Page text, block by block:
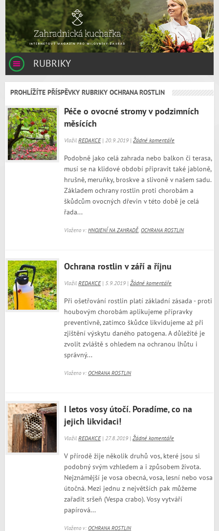
RUBRIKY
PROHLÍŽÍTE PŘÍSPĚVKY RUBRIKY OCHRANA ROSTLIN
Péče o ovocné stromy v podzimních
měsících
VložilREDAKCE| 20.9.2019 |Žádné komentáře
Podobně jako celá zahrada nebo balkon či terasa,
musí se na klidové období připravit také jabloně,
hrušně, meruňky, broskve a slivoně v našem sadu.
Základem ochrany rostlin proti chorobám a
škůdcům ovocných dřevin v této době je celá
řada...
Vloženo v:HNOJENÍ NA ZAHRADĚ ,OCHRANA ROSTLIN
Ochrana rostlin v září a říjnu
VložilREDAKCE| 5.9.2019 |Žádné komentáře
Při ošetřování rostlin platí základní zásada - proti
houbovým chorobám aplikujeme přípravky
preventivně, zatímco škůdce likvidujeme až při
zjištění výskytu daného patogena. A důležité je
zvolit zvláště s ohledem na ochranou lhůtu i
správný...
Vloženo v:OCHRANA ROSTLIN
I letos vosy útočí. Poradíme, co na
jejich likvidaci!
VložilREDAKCE| 27.8.2019 |Žádné komentáře
V přírodě žije několik druhů vos, které jsou si
podobný svým vzhledem a i způsobem života.
Nejznámější je vosa obecná, vosa, lesní nebo vosa
útočná. Mezi jednu z největších pak můžeme
zařadit sršeň (Vespa crabo). Vosy vytváří
papírová...
Vloženo v:OCHRANA ROSTLIN